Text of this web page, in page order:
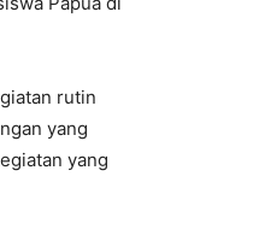
rutin
yang
yang